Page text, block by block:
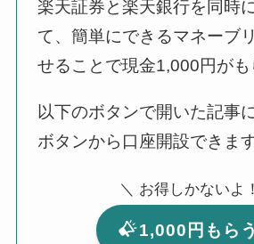
楽天証券と楽天銀行を同時
て、簡単にできるマネーブ
せることで現金1,000円がも
以下のボタンで開いた記事
ボタンから口座開設できます
＼ お得しかないよ
1,000円もら